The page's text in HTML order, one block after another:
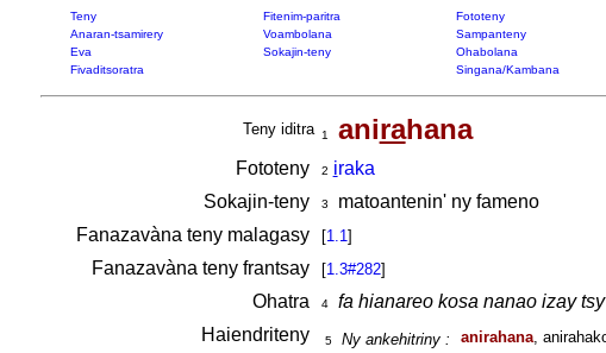
Teny Fitenim-paritra Fototeny
Anaran-tsamirery
Voambolana Sampanteny
Eva
Sokajin-teny Ohabolana
Fivaditsoratra
Singana/Kambana
Teny iditra 1 anirahana
Fototeny 2 iraka
Sokajin-teny
3
matoantenin' ny fameno
Fanazavàna teny malagasy
[1.1]
Fanazavàna teny frantsay [1.3#282]
Ohatra 4 fa hianareo kosa nanao izay
Haiendriteny 5 Ny ankehitriny : anirahana,